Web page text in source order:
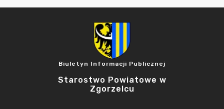
Biuletyn Informacji Publicznej
Starostwo Powiatowe w
Zgorzelcu